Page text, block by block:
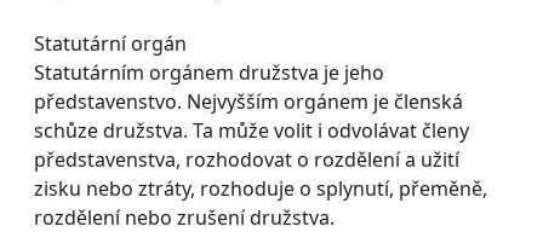
Statutární orgán
Statutárním orgánem družstva je jeho
představenstvo. Nejvyšším orgánem je členská
schůze družstva. Ta může volit i odvolávat členy
představenstva, rozhodovat o rozdělení a užití
zisku nebo ztráty, rozhoduje o splynutí, přeměně,
rozdělení nebo zrušení družstva.